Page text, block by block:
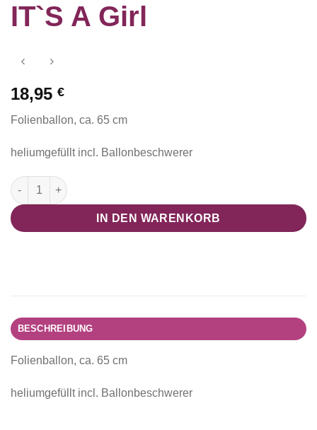
IT`S A Girl
18,95 €
Folienballon, ca. 65 cm
heliumgefüllt incl. Ballonbeschwerer
IT`S A Girl Menge
IN DEN WARENKORB
BESCHREIBUNG
Folienballon, ca. 65 cm
heliumgefüllt incl. Ballonbeschwerer